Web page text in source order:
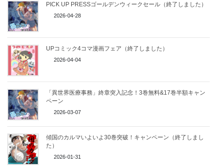
PICK UP PRESSゴールデンウィークセール（終了しました）
2026-04-28
UPコミック4コマ漫画フェア（終了しました）
2026-04-04
「異世界医療事務」終章突入記念！3巻無料&17巻半額キャン
ペーン
2026-03-07
傾国のカルマいよいよ30巻突破！キャンペーン（終了しまし
た）
2026-01-31